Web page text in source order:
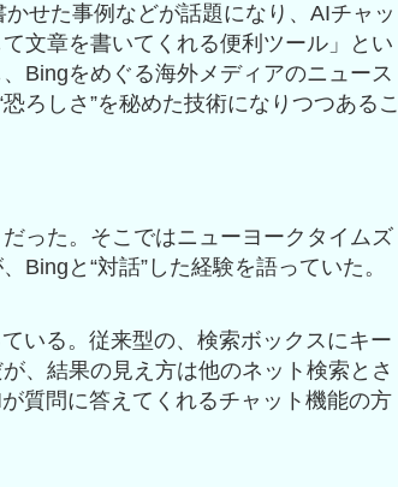
せた事例などが話題になり、AIチャッ
文章を書いてくれる便利ツール」とい
Bingをめぐる海外メディアのニュース
ろしさ”を秘めた技術になりつつあるこ
った。そこではニューヨークタイムズ
と“対話”した経験を語っていた。
いる。従来型の、検索ボックスにキー
、結果の見え方は他のネット検索とさ
質問に答えてくれるチャット機能の方